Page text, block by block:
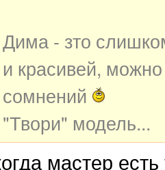
Дима - зто
и красивей, можно
сомнений
"Твори" модель...
мастер